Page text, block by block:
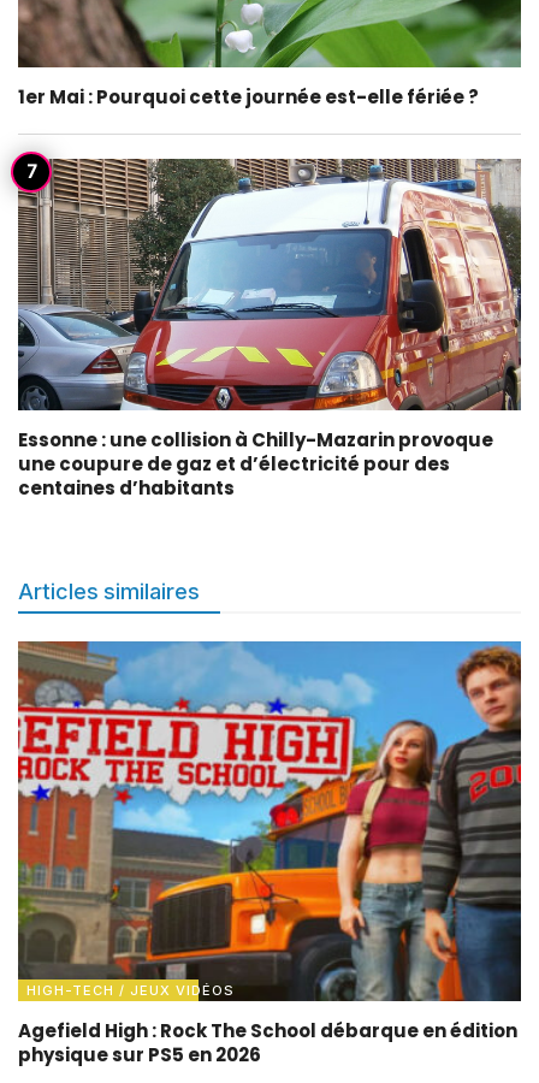
1er Mai : Pourquoi cette journée est-elle fériée ?
Essonne : une collision à Chilly-Mazarin provoque
une coupure de gaz et d’électricité pour des
centaines d’habitants
Articles similaires
HIGH-TECH / JEUX VIDÉOS
Agefield High : Rock The School débarque en édition
physique sur PS5 en 2026